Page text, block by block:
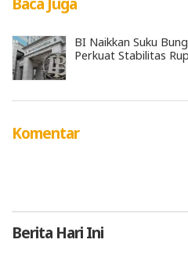
BI Naikkan Suku
Perkuat Stabilitas
Komentar
Berita Hari Ini